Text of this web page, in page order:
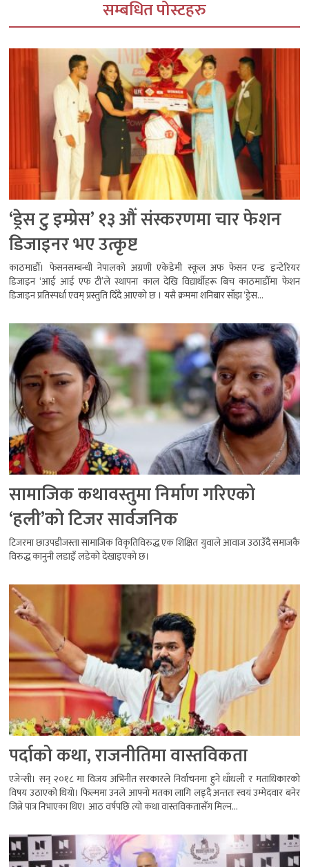
सम्बधित पोस्टहरु
‘ड्रेस टु इम्प्रेस’ १३ औँ संस्करणमा चार फेशन
डिजाइनर भए उत्कृष्ट
काठमाडौँ। फेसनसम्बन्धी नेपालको अग्रणी एकेडेमी स्कूल अफ फेसन एन्ड इन्टेरियर
डिजाइन ‘आई आई एफ टी’ले स्थापना काल देखि विद्यार्थीहरू बिच काठमाडौँमा फेशन
डिजाइन प्रतिस्पर्धा एवम् प्रस्तुति दिँदै आएको छ । यसै क्रममा शनिबार साँझ ‘ड्रेस...
सामाजिक कथावस्तुमा निर्माण गरिएको
‘हली’को टिजर सार्वजनिक
टिजरमा छाउपडीजस्ता सामाजिक विकृतिविरुद्ध एक शिक्षित युवाले आवाज उठाउँदै समाजकै
विरुद्ध कानुनी लडाइँ लडेको देखाइएको छ।
पर्दाको कथा, राजनीतिमा वास्तविकता
एजेन्सी। सन् २०१८ मा विजय अभिनीत सरकारले निर्वाचनमा हुने धाँधली र मताधिकारको
विषय उठाएको थियो। फिल्ममा उनले आफ्नो मतका लागि लड्दै अन्ततः स्वयं उम्मेदवार बनेर
जित्ने पात्र निभाएका थिए। आठ वर्षपछि त्यो कथा वास्तविकतासँग मिल्न...